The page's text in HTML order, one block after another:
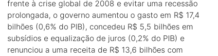
frente à crise global de 2008 e evitar uma recessão
prolongada, o governo aumentou o gasto em R$ 17,4
bilhões (0,6% do PIB), concedeu R$ 5,5 bilhões em
subsídios e equalização de juros (0,2% do PIB) e
renunciou a uma receita de R$ 13,6 bilhões com